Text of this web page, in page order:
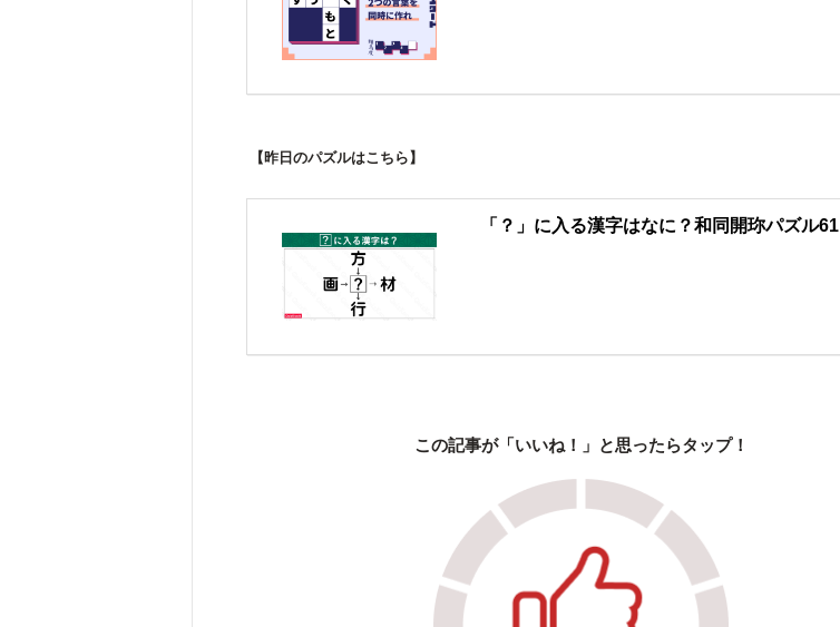
【昨日のパズルはこちら】
「？」に入る漢字はなに？和同開珎パズル61
この記事が「いいね！」と思ったらタップ！